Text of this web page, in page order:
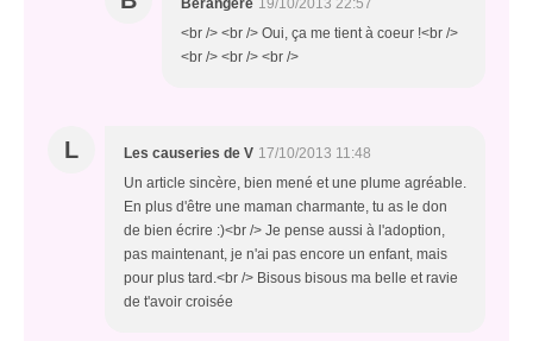
Bérangère 19/10/2013 22:57
<br /> <br /> Oui, ça me tient à coeur !<br />
<br /> <br /> <br />
L Les causeries de V 17/10/2013 11:48
Un article sincère, bien mené et une plume agréable.
En plus d'être une maman charmante, tu as le don
de bien écrire :)<br /> Je pense aussi à l'adoption,
pas maintenant, je n'ai pas encore un enfant, mais
pour plus tard.<br /> Bisous bisous ma belle et ravie
de t'avoir croisée